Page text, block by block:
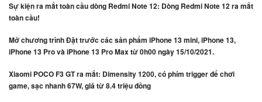
Sự kiện ra mắt toàn cầu dòng Redmi Note 12: Dòng Redmi Note 12 ra mắt
toàn cầu!
Mở chương trình Đặt trước các sản phẩm iPhone 13 mini, iPhone 13,
iPhone 13 Pro và iPhone 13 Pro Max từ 0h00 ngày 15/10/2021.
Xiaomi POCO F3 GT ra mắt: Dimensity 1200, có phím trigger để chơi
game, sạc nhanh 67W, giá từ 8.4 triệu đồng